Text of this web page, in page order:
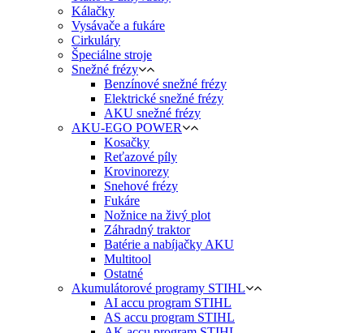
Kálačky
Vysávače a fukáre
Cirkuláry
Špeciálne stroje
Snežné frézy
Benzínové snežné frézy
Elektrické snežné frézy
AKU snežné frézy
AKU-EGO POWER
Kosačky
Reťazové píly
Krovinorezy
Snehové frézy
Fukáre
Nožnice na živý plot
Záhradný traktor
Batérie a nabíjačky AKU
Multitool
Ostatné
Akumulátorové programy STIHL
AI accu program STIHL
AS accu program STIHL